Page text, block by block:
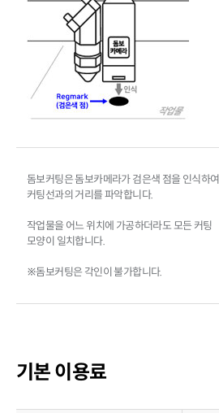
돔보커팅은 돔보카메라가 검은색 점을 인식하여
커팅선과의 거리를 파악합니다.
작업물을 어느 위치에 가공하더라도 모든 커팅
모양이 일치합니다.
※돔보커팅은 각인이 불가합니다.
기본 이용료